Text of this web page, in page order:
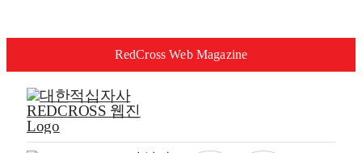
RedCross Web Magazine